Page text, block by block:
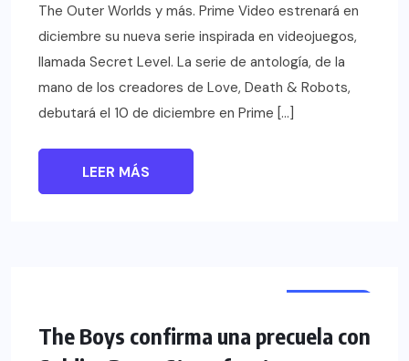
The Outer Worlds y más. Prime Video estrenará en
diciembre su nueva serie inspirada en videojuegos,
llamada Secret Level. La serie de antología, de la
mano de los creadores de Love, Death & Robots,
debutará el 10 de diciembre en Prime […]
LEER MÁS
The Boys confirma una precuela con